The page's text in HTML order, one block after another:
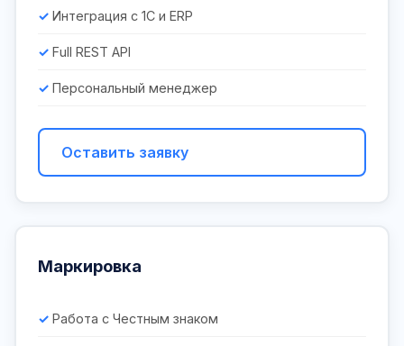
Интеграция с 1С и ERP
Full REST API
Персональный менеджер
Оставить заявку
Маркировка
Работа с Честным знаком